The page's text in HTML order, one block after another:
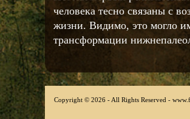
человека тесно связаны с
жизни. Видимо, это могло
трансформации
Copyright © 2026 - All Rights Reserved -